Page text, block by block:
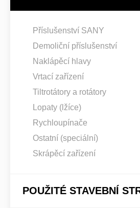
Příslušenství SANY
Demoliční příslušenství
Naklápěcí hlavy
Vrtací zařízení
Tiltrotátory a rotátory
Lopaty (lžíce)
Rychloupínače
Ostatní (speciální)
Skrápěcí zařízení
POUŽITÉ STAVEBNÍ